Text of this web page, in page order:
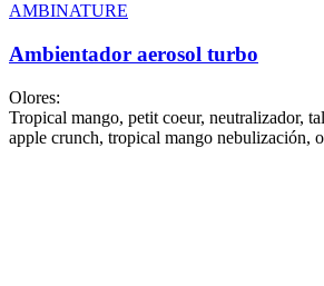
AMBINATURE
Ambientador aerosol turbo
Olores:
Tropical mango, petit coeur, neutralizador,
apple crunch, tropical mango nebulización,